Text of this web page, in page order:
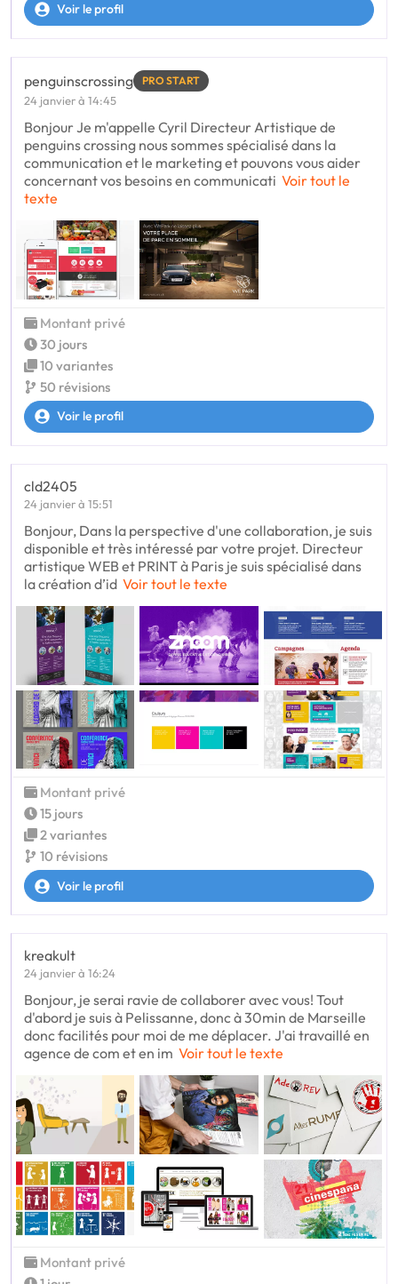
Voir le profil
penguinscrossing PRO START
24 janvier à 14:45
Bonjour Je m'appelle Cyril Directeur Artistique de
penguins crossing nous sommes spécialisé dans la
communication et le marketing et pouvons vous aider
concernant vos besoins en communicati Voir tout le
texte
Montant privé
30 jours
10 variantes
50 révisions
Voir le profil
cld2405
24 janvier à 15:51
Bonjour, Dans la perspective d'une collaboration, je suis
disponible et très intéressé par votre projet. Directeur
artistique WEB et PRINT à Paris je suis spécialisé dans
la création d’id Voir tout le texte
Montant privé
15 jours
2 variantes
10 révisions
Voir le profil
kreakult
24 janvier à 16:24
Bonjour, je serai ravie de collaborer avec vous! Tout
d'abord je suis à Pelissanne, donc à 30min de Marseille
donc facilités pour moi de me déplacer. J'ai travaillé en
agence de com et en im Voir tout le texte
Montant privé